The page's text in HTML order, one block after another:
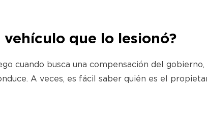
que lo lesionó?
cuando busca una compensación del
A veces, es fácil saber quién es el